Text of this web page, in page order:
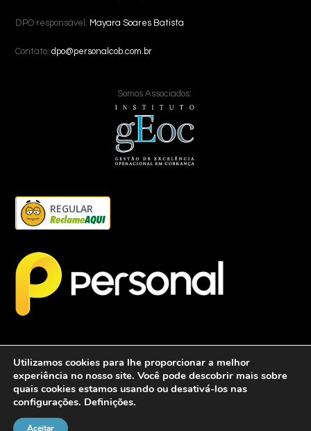
DPO responsável: Mayara Soares Batista
Contato:dpo@personalcob.com.br
Somos Associados:
REGULAR
2026 - Personalcob - CNPJ: 12.837.042/0001-60- Todos direitos
Utilizamos cookies para lhe proporcionar a melhor
experiência no nosso site. Você pode descobrir mais sobre
quais cookies estamos usando ou desativá-los nas
configurações. Definições.
Aceitar